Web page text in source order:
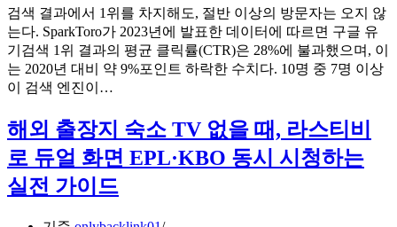
팅
분
류
호
텔
PMS
와
통
되
는
순
간
가
오
픈
타
이
도
ChatGPT
검색 결과에서 1위를 차지해도, 절반 이상의 방문자는 오지 않
는다. SparkToro가 2023년에 발표한 데이터에 따르면 구글 유
기검색 1위 결과의 평균 클릭률(CTR)은 28%에 불과했으며, 이
는 2020년 대비 약 9%포인트 하락한 수치다. 10명 중 7명 이상
이 검색 엔진이…
AEO:
검
색
트
래
해외 출장지 숙소 TV 없을 때, 라스티비
로 듀얼 화면 EPL·KBO 동시 시청하는
실전 가이드